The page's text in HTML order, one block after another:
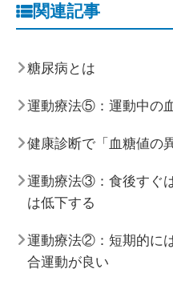
関連記事
糖尿病とは
運動療法⑤：運動中の
健康診断で「血糖値の
運動療法③：食後すぐ
は低下する
運動療法②：短期的に
合運動が良い